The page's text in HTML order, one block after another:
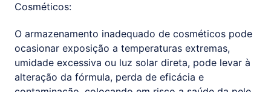
Cosméticos:
O armazenamento inadequado de cosméticos pode
ocasionar exposição a temperaturas extremas,
umidade excessiva ou luz solar direta, pode levar à
alteração da fórmula, perda de eficácia e